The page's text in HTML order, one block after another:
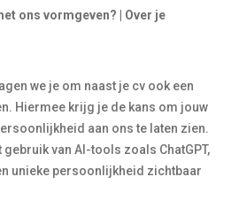
ons vormgeven? | Over je
we je om naast je cv ook een
Hiermee krijg je de kans om jouw
aan ons te laten zien.
gebruik van AI-tools zoals ChatGPT,
unieke persoonlijkheid zichtbaar